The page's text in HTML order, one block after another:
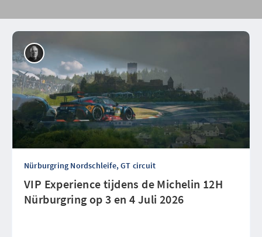
Nürburgring Nordschleife, GT circuit
VIP Experience tijdens de Michelin 12H
Nürburgring op 3 en 4 Juli 2026